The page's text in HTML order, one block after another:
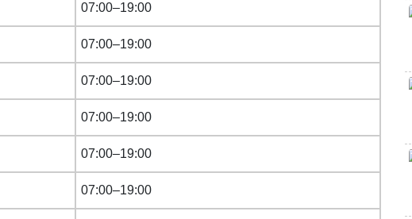
07:00–19:00
07:00–19:00
07:00–19:00
07:00–19:00
07:00–19:00
07:00–19:00